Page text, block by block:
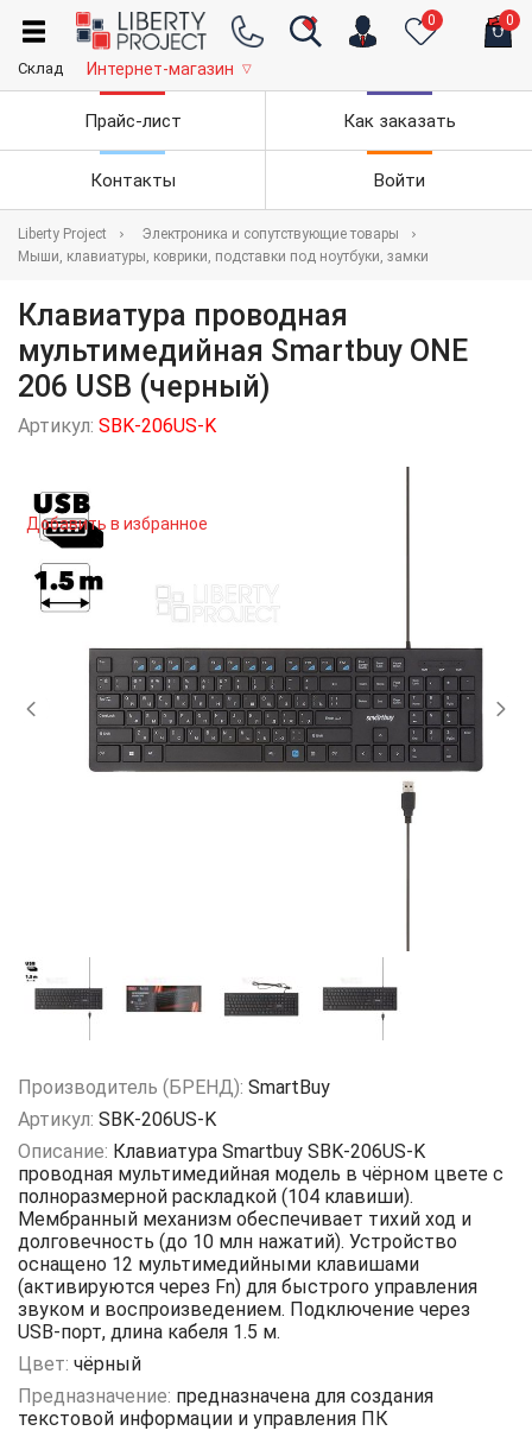
0 0
Склад Интернет-магазин ▽
Прайс-лист Как заказать
Контакты Войти
Liberty Project
Электроника и сопутствующие товары
Мыши, клавиатуры, коврики, подставки под ноутбуки, замки
Клавиатура проводная
мультимедийная Smartbuy ONE
206 USB (черный)
Артикул: SBK-206US-K
Добавить в избранное
Производитель (БРЕНД): SmartBuy
Артикул: SBK-206US-K
Описание: Клавиатура Smartbuy SBK-206US-K
проводная мультимедийная модель в чёрном цвете с
полноразмерной раскладкой (104 клавиши).
Мембранный механизм обеспечивает тихий ход и
долговечность (до 10 млн нажатий). Устройство
оснащено 12 мультимедийными клавишами
(активируются через Fn) для быстрого управления
звуком и воспроизведением. Подключение через
USB-порт, длина кабеля 1.5 м.
Цвет: чёрный
Предназначение: предназначена для создания
текстовой информации и управления ПК